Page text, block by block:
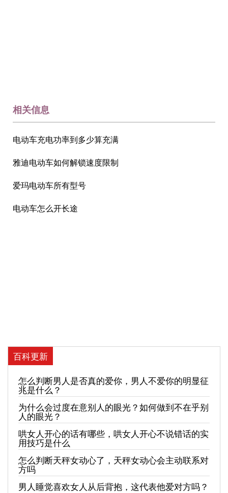
相关信息
电动车充电功率到多少算充满
雅迪电动车如何解锁速度限制
爱玛电动车所有型号
电动车怎么开长途
百科更新
怎么判断男人是否真的爱你，男人不爱你的明显征
兆是什么？
为什么会过度在意别人的眼光？如何做到不在乎别
人的眼光？
哄女人开心的话有哪些，哄女人开心不说错话的实
用技巧是什么
怎么判断天秤女动心了，天秤女动心会主动联系对
方吗
男人睡觉喜欢女人从后背抱，这代表他爱对方吗？